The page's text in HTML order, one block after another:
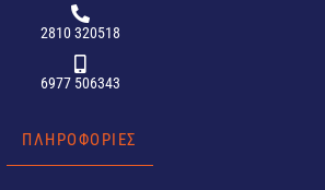
2810 320518
6977 506343
ΠΛΗΡΟΦΟΡΙΕΣ